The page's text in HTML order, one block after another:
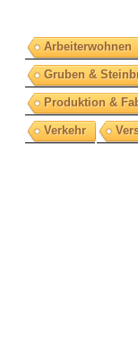
Arbeiterwohnen
Gruben &
Produktion &
Verkehr